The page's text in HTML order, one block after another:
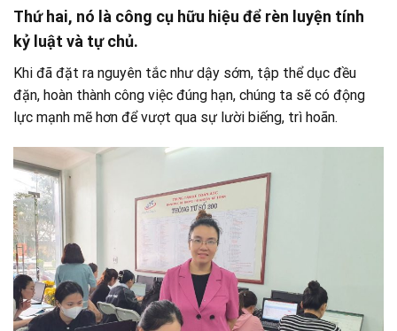
Thứ hai, nó là công cụ hữu hiệu để rèn luyện tính
kỷ luật và tự chủ.
Khi đã đặt ra nguyên tắc như dậy sớm, tập thể dục đều
đặn, hoàn thành công việc đúng hạn, chúng ta sẽ có động
lực mạnh mẽ hơn để vượt qua sự lười biếng, trì hoãn.